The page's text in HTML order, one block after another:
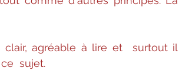
clair, agréable à lire et  surtout il
sujet.